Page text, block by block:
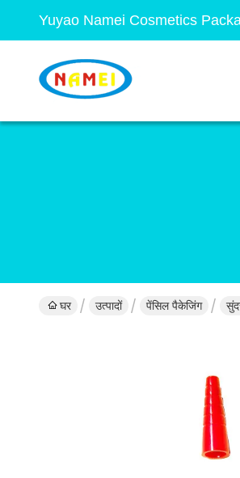
Yuyao Namei Cosmetics
घर उत्पादों पेंसिल पैकेजिंग